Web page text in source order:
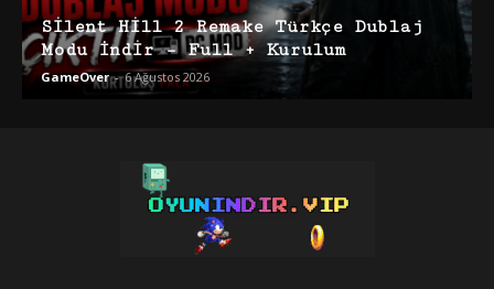
Silent Hill 2 Remake Türkçe Dublaj
Modu İndir – Full + Kurulum
GameOver - 6 Ağustos 2026